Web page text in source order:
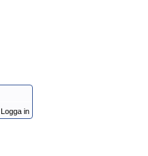
Logga in